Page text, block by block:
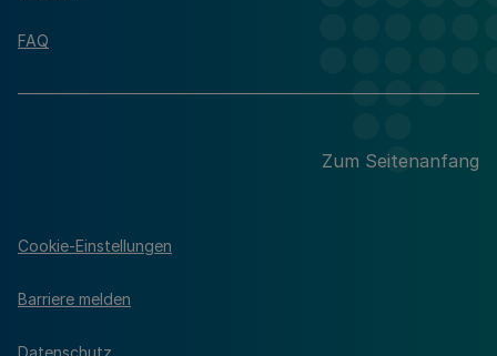
FAQ
Zum Seitenanfang
Cookie-Einstellungen
Barriere melden
Datenschutz